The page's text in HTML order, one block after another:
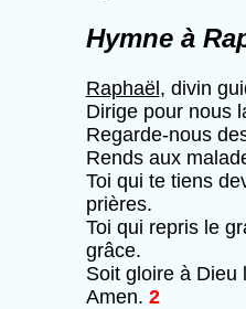
Hymne à
Raphaël , divin
Dirige pour nous
Regarde-nous
Rends aux
Toi qui te tiens
prières.
Toi qui repris le
grâce.
Soit gloire à Dieu
Amen. 2